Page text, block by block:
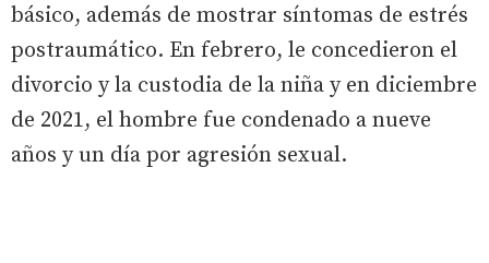
básico, además de mostrar síntomas de estrés
postraumático. En febrero, le concedieron el
divorcio y la custodia de la niña y en diciembre
de 2021, el hombre fue condenado a nueve
años y un día por agresión sexual.